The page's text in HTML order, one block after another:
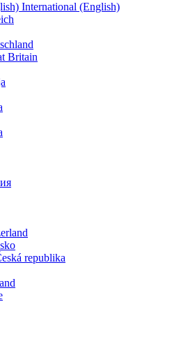
International (English)
Britain
republika